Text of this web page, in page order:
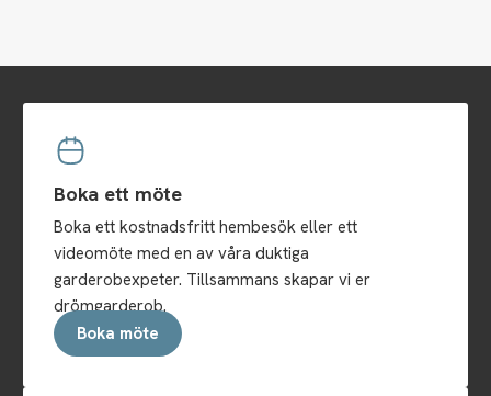
Boka ett möte
Boka ett kostnadsfritt hembesök eller ett
videomöte med en av våra duktiga
garderobexpeter. Tillsammans skapar vi er
drömgarderob.
Boka möte